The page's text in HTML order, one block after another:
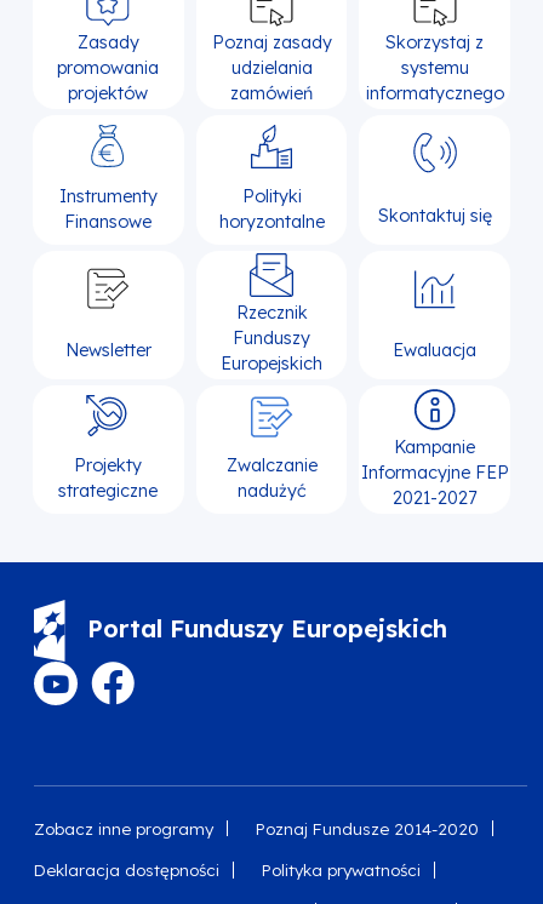
Zasady
promowania
projektów
Poznaj zasady
udzielania
zamówień
Skorzystaj z
systemu
informatycznego
Instrumenty
Finansowe
Polityki
horyzontalne
Skontaktuj się
Newsletter
Rzecznik
Funduszy
Europejskich
Ewaluacja
Projekty
strategiczne
Zwalczanie
nadużyć
Kampanie
Informacyjne FEP
2021-2027
Portal Funduszy Europejskich
Zobacz inne programy Poznaj Fundusze 2014-2020
Deklaracja dostępności Polityka prywatności